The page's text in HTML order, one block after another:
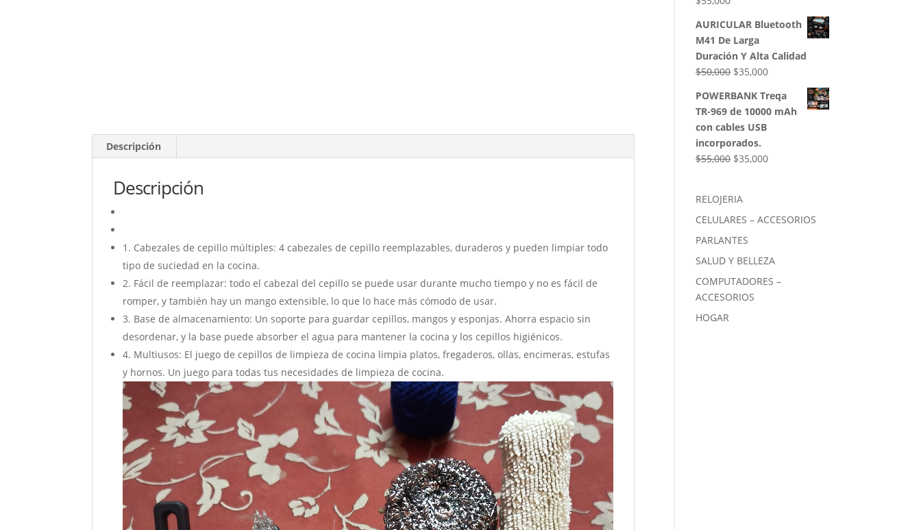
Descripción
Descripción
1. Cabezales de cepillo múltiples: 4 cabezales de cepillo reemplazables, duraderos y pueden limpiar todo
tipo de suciedad en la cocina.
2. Fácil de reemplazar: todo el cabezal del cepillo se puede usar durante mucho tiempo y no es fácil de
romper, y también hay un mango extensible, lo que lo hace más cómodo de usar.
3. Base de almacenamiento: Un soporte para guardar cepillos, mangos y esponjas. Ahorra espacio sin
desordenar, y la base puede absorber el agua para mantener la cocina y los cepillos higiénicos.
4. Multiusos: El juego de cepillos de limpieza de cocina limpia platos, fregaderos, ollas, encimeras, estufas
y hornos. Un juego para todas tus necesidades de limpieza de cocina.
AURICULAR Bluetooth
M41 De Larga
Duración Y Alta Calidad
$50,000 El
original
era:
$50,000.
$35,000El
actual
es:
POWERBANK Treqa
TR-969 de 10000 mAh
con cables USB
incorporados.
$55,000 El
era:
$55,000.
$35,000El
$35,000.
RELOJERIA
CELULARES – ACCESORIOS
PARLANTES
SALUD Y BELLEZA
COMPUTADORES –
ACCESORIOS
HOGAR